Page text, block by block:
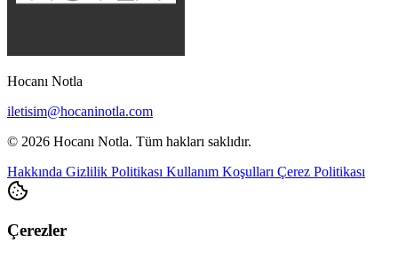
Hocanı Notla
iletisim@hocaninotla.com
© 2026 Hocanı Notla. Tüm hakları saklıdır.
Hakkında Gizlilik Politikası Kullanım Koşulları Çerez Politikası
Çerezler